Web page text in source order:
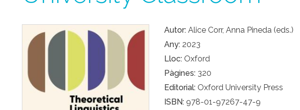
Autor Alice Corr, Anna Pineda (eds.)
Any 2023
Lloc Oxford
Pàgines 320
Editorial Oxford University Press
ISBN 978-01-97267-47-9